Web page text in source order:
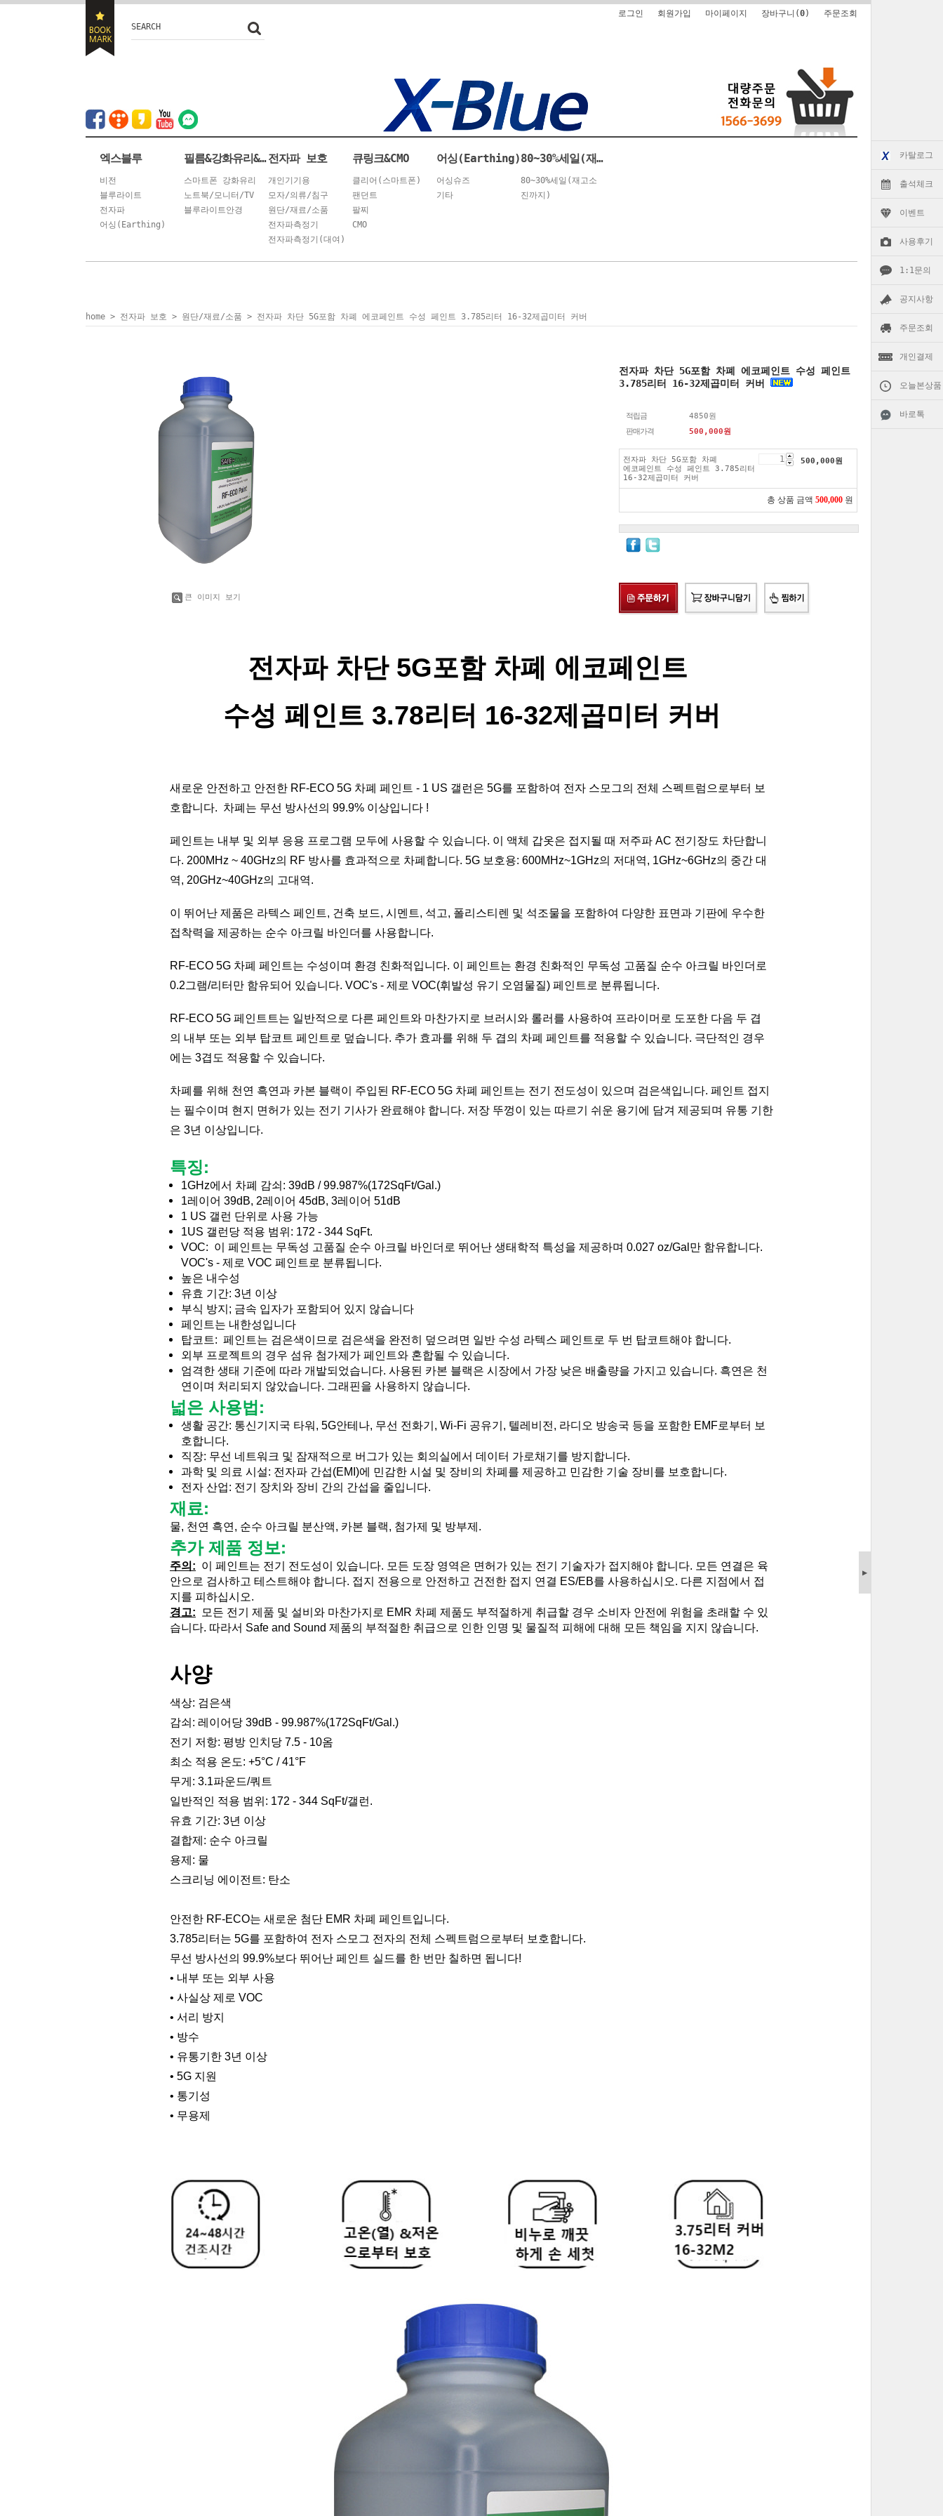
▶
카탈로그
출석체크
이벤트
사용후기
1:1문의
공지사항
주문조회
개인결제
오늘본상품
바로톡
SEARCH
로그인 회원가입 마이페이지 장바구니(0) 주문조회
엑스블루
비전
블루라이트
전자파
어싱(Earthing)
필름&강화유리&안경
스마트폰 강화유리
노트북/모니터/TV
블루라이트안경
전자파 보호
개인기기용
모자/의류/침구
원단/재료/소품
전자파측정기
전자파측정기(대여)
큐링크&CMO
클리어(스마트폰)
팬던트
팔찌
CMO
어싱(Earthing)
어싱슈즈
기타
80~30%세일(재고소진까지)
80~30%세일(재고소
진까지)
home > 전자파 보호 > 원단/재료/소품 > 전자파 차단 5G포함 차폐 에코페인트 수성 페인트 3.785리터 16-32제곱미터 커버
큰 이미지 보기
전자파 차단 5G포함 차폐 에코페인트 수성 페인트
3.785리터 16-32제곱미터 커버
적립금
4850원
판매가격
500,000원
전자파 차단 5G포함 차폐
에코페인트 수성 페인트 3.785리터
16-32제곱미터 커버
500,000원
총 상품 금액 500,000 원
전자파 차단 5G포함 차폐 에코페인트
수성 페인트 3.78리터 16-32제곱미터 커버
새로운 안전하고 안전한 RF-ECO 5G 차폐 페인트 - 1 US 갤런은 5G를 포함하여 전자 스모그의 전체 스펙트럼으로부터 보
호합니다.  차폐는 무선 방사선의 99.9% 이상입니다 !
페인트는 내부 및 외부 응용 프로그램 모두에 사용할 수 있습니다. 이 액체 갑옷은 접지될 때 저주파 AC 전기장도 차단합니
다. 200MHz ~ 40GHz의 RF 방사를 효과적으로 차폐합니다. 5G 보호용: 600MHz~1GHz의 저대역, 1GHz~6GHz의 중간 대
역, 20GHz~40GHz의 고대역.
이 뛰어난 제품은 라텍스 페인트, 건축 보드, 시멘트, 석고, 폴리스티렌 및 석조물을 포함하여 다양한 표면과 기판에 우수한
접착력을 제공하는 순수 아크릴 바인더를 사용합니다.
RF-ECO 5G 차폐 페인트는 수성이며 환경 친화적입니다. 이 페인트는 환경 친화적인 무독성 고품질 순수 아크릴 바인더로
0.2그램/리터만 함유되어 있습니다. VOC's - 제로 VOC(휘발성 유기 오염물질) 페인트로 분류됩니다.
RF-ECO 5G 페인트트는 일반적으로 다른 페인트와 마찬가지로 브러시와 롤러를 사용하여 프라이머로 도포한 다음 두 겹
의 내부 또는 외부 탑코트 페인트로 덮습니다. 추가 효과를 위해 두 겹의 차폐 페인트를 적용할 수 있습니다. 극단적인 경우
에는 3겹도 적용할 수 있습니다.
차폐를 위해 천연 흑연과 카본 블랙이 주입된 RF-ECO 5G 차폐 페인트는 전기 전도성이 있으며 검은색입니다. 페인트 접지
는 필수이며 현지 면허가 있는 전기 기사가 완료해야 합니다. 저장 뚜껑이 있는 따르기 쉬운 용기에 담겨 제공되며 유통 기한
은 3년 이상입니다.
특징:
1GHz에서 차폐 감쇠: 39dB / 99.987%(172SqFt/Gal.)
1레이어 39dB, 2레이어 45dB, 3레이어 51dB
1 US 갤런 단위로 사용 가능
1US 갤런당 적용 범위: 172 - 344 SqFt.
VOC:  이 페인트는 무독성 고품질 순수 아크릴 바인더로 뛰어난 생태학적 특성을 제공하며 0.027 oz/Gal만 함유합니다.
VOC's - 제로 VOC 페인트로 분류됩니다.
높은 내수성
유효 기간: 3년 이상
부식 방지; 금속 입자가 포함되어 있지 않습니다
페인트는 내한성입니다
탑코트:  페인트는 검은색이므로 검은색을 완전히 덮으려면 일반 수성 라텍스 페인트로 두 번 탑코트해야 합니다.
외부 프로젝트의 경우 섬유 첨가제가 페인트와 혼합될 수 있습니다.
엄격한 생태 기준에 따라 개발되었습니다. 사용된 카본 블랙은 시장에서 가장 낮은 배출량을 가지고 있습니다. 흑연은 천
연이며 처리되지 않았습니다. 그래핀을 사용하지 않습니다.
넓은 사용법:
생활 공간: 통신기지국 타워, 5G안테나, 무선 전화기, Wi-Fi 공유기, 텔레비전, 라디오 방송국 등을 포함한 EMF로부터 보
호합니다.
직장: 무선 네트워크 및 잠재적으로 버그가 있는 회의실에서 데이터 가로채기를 방지합니다.
과학 및 의료 시설: 전자파 간섭(EMI)에 민감한 시설 및 장비의 차폐를 제공하고 민감한 기술 장비를 보호합니다.
전자 산업: 전기 장치와 장비 간의 간섭을 줄입니다.
재료:
물, 천연 흑연, 순수 아크릴 분산액, 카본 블랙, 첨가제 및 방부제.
추가 제품 정보:
주의:
  이 페인트는 전기 전도성이 있습니다. 모든 도장 영역은 면허가 있는 전기 기술자가 접지해야 합니다. 모든 연결은 육
안으로 검사하고 테스트해야 합니다. 접지 전용으로 안전하고 건전한 접지 연결 ES/EB를 사용하십시오. 다른 지점에서 접
지를 피하십시오.
경고:
  모든 전기 제품 및 설비와 마찬가지로 EMR 차폐 제품도 부적절하게 취급할 경우 소비자 안전에 위험을 초래할 수 있
습니다. 따라서 Safe and Sound 제품의 부적절한 취급으로 인한 인명 및 물질적 피해에 대해 모든 책임을 지지 않습니다.
사양
색상: 검은색
감쇠: 레이어당 39dB - 99.987%(172SqFt/Gal.)
전기 저항: 평방 인치당 7.5 - 10옴
최소 적용 온도: +5°C / 41°F
무게: 3.1파운드/쿼트
일반적인 적용 범위: 172 - 344 SqFt/갤런.
유효 기간: 3년 이상
결합제: 순수 아크릴
용제: 물
스크리닝 에이전트: 탄소
안전한 RF-ECO는 새로운 첨단 EMR 차폐 페인트입니다.
3.785리터는 5G를 포함하여 전자 스모그 전자의 전체 스펙트럼으로부터 보호합니다.
무선 방사선의 99.9%보다 뛰어난 페인트 실드를 한 번만 칠하면 됩니다!
• 내부 또는 외부 사용
• 사실상 제로 VOC
• 서리 방지
• 방수
• 유통기한 3년 이상
• 5G 지원
• 통기성
• 무용제